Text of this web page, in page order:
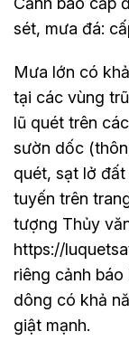
sét, mưa đá:
Mưa lớn có
tại các vùng
lũ quét trên
sườn dốc
quét, sạt lở
tuyến trên
tượng Thủy
https://
riêng cảnh
dông có khả
giật mạnh.